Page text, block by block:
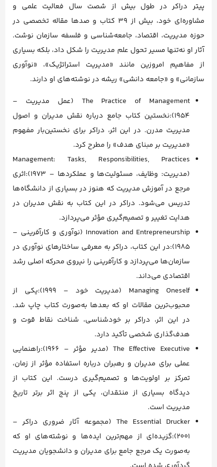
پیتر دراکر در طول بیش از شصت سال فعالیت علمی و
مشاوره‌ای خود، بیش از ۳۹ کتاب و صدها مقاله تخصصی در
حوزه مدیریت، اقتصاد، جامعه‌شناسی و فلسفه سازمان نوشت.
آثار او نه‌تنها مسیر تحول علم مدیریت را شکل داد، بلکه بسیاری
از مفاهیم امروزین مانند «مدیریت استراتژیک»، «نوآوری
سازمانی» و «جامعه دانشی» ریشه در نوشته‌های او دارند.
The Practice of Management (عمل مدیریت –
۱۹۵۴):نخستین کتاب جامع درباره نقش مدیران و اصول
مدیریت مدرن. در این اثر، دراکر برای نخستین‌بار مفهوم
«مدیریت بر مبنای هدف» را مطرح کرد.
Management: Tasks, Responsibilities, Practices
(مدیریت: وظایف، مسئولیت‌ها و عملکردها – ۱۹۷۳):اثری
مرجع در آموزش مدیریت که هنوز در بسیاری از دانشگاه‌ها
تدریس می‌شود. دراکر در این کتاب به نقش مدیران در
هدایت تغییر و تصمیم‌گیری مؤثر می‌پردازد.
Innovation and Entrepreneurship (نوآوری و کارآفرینی –
۱۹۸۵):در این کتاب، دراکر به معرفی ساختارهای نوآوری در
سازمان‌ها می‌پردازد و کارآفرینی را نیروی محرکه اصلی رشد
اقتصادی می‌داند.
Managing Oneself (مدیریت خود – ۱۹۹۹):یکی از
محبوب‌ترین مقالات او که بعدها به‌صورت کتاب چاپ شد.
در این اثر، دراکر بر خودشناسی، شناخت نقاط قوت و
هدف‌گذاری شخصی تأکید دارد.
The Effective Executive (مدیر مؤثر – ۱۹۶۶):راهنمایی
عملی برای مدیران و رهبران درباره استفاده مؤثر از زمان،
تمرکز بر اولویت‌ها و تصمیم‌گیری درست. این کتاب از
دیدگاه بسیاری از منتقدان، یکی از پنج اثر برتر تاریخ
مدیریت است.
The Essential Drucker (مجموعه آثار ضروری دراکر –
۲۰۰۱):گزیده‌ای از مهم‌ترین ایده‌ها و نوشته‌های او که
به‌صورت یک مرجع جامع برای مدیران و دانشجویان مدیریت